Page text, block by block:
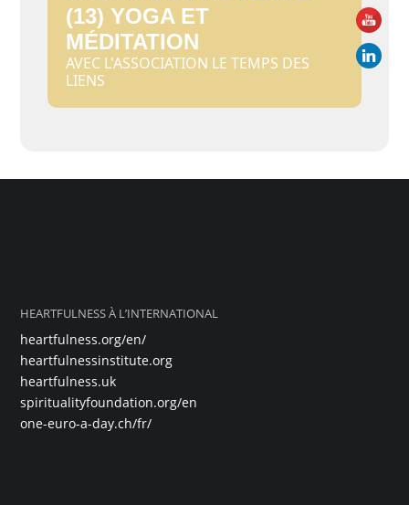
(13) YOGA ET
MÉDITATION
AVEC L'ASSOCIATION LE TEMPS DES
LIENS
HEARTFULNESS À L’INTERNATIONAL
heartfulness.org/en/
heartfulnessinstitute.org
heartfulness.uk
spiritualityfoundation.org/en
one-euro-a-day.ch/fr/